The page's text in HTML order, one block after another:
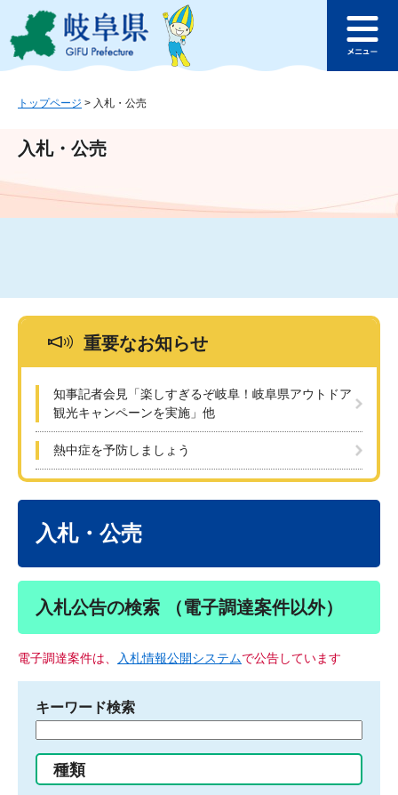
ジ
ュ
文
このページの本文へ
ュ
トップページ > 入札・公売
入札・公売
重要なお知らせ
知事記者会見「楽しすぎるぞ岐阜！岐阜県アウトドア
観光キャンペーンを実施」他
熱中症を予防しましょう
入札・公売
入札公告の検索 （電子調達案件以外）
電子調達案件は、 入札情報公開システムで公告しています
キーワード検索
る
種類